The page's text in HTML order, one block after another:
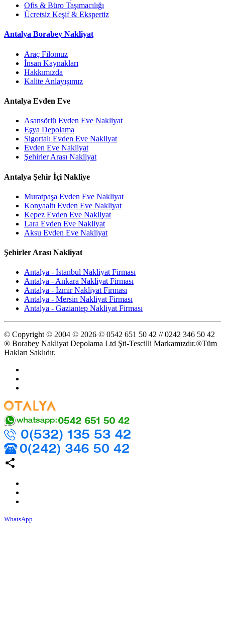
Ofis & Büro Taşımacılığı
Ücretsiz Keşif & Ekspertiz
Antalya Borabey Nakliyat
Araç Filomuz
İnsan Kaynakları
Hakkımızda
Kalite Anlayışımız
Antalya Evden Eve
Asansörlü Evden Eve Nakliyat
Eşya Depolama
Sigortalı Evden Eve Nakliyat
Evden Eve Nakliyat
Şehirler Arası Nakliyat
Antalya Şehir İçi Nakliye
Muratpaşa Evden Eve Nakliyat
Konyaaltı Evden Eve Nakliyat
Kepez Evden Eve Nakliyat
Lara Evden Eve Nakliyat
Aksu Evden Eve Nakliyat
Şehirler Arası Nakliyat
Antalya - İstanbul Nakliyat Firması
Antalya - Ankara Nakliyat Firması
Antalya - İzmir Nakliyat Firması
Antalya - Mersin Nakliyat Firması
Antalya - Gaziantep Nakliyat Firması
© Copyright © 2004 © 2026 © 0542 651 50 42 // 0242 346 50 42
® Borabey Nakliyat Depolama Ltd Şti-Tescilli Markamızdır.®Tüm
Hakları Saklıdır.
share
WhatsApp